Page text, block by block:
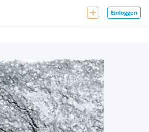
Einloggen